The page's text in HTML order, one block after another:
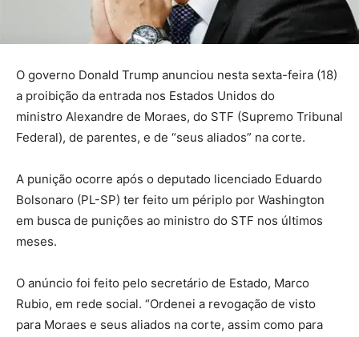
O governo Donald Trump anunciou nesta sexta-feira (18)
a proibição da entrada nos Estados Unidos do
ministro Alexandre de Moraes, do STF (Supremo Tribunal
Federal), de parentes, e de “seus aliados” na corte.
A punição ocorre após o deputado licenciado Eduardo
Bolsonaro (PL-SP) ter feito um périplo por Washington
em busca de punições ao ministro do STF nos últimos
meses.
O anúncio foi feito pelo secretário de Estado, Marco
Rubio, em rede social. “Ordenei a revogação de visto
para Moraes e seus aliados na corte, assim como para